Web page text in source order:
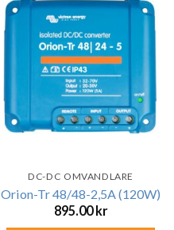
DC-DC OMVANDLARE
Orion-Tr 48/48-2,5A (120W)
895.00 kr